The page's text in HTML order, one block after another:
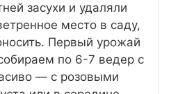
засухи и удаляли
место в саду,
Первый урожай
по 6-7 ведер с
— с розовыми